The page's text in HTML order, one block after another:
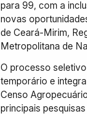
para 99, com a
novas
de Ceará-Mirim,
Metropolitana de
O processo
temporário e
Censo
principais